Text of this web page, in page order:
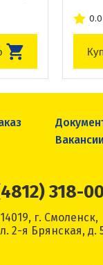
0.0
318-
г. Смоленск,
2-я Брянская, д.